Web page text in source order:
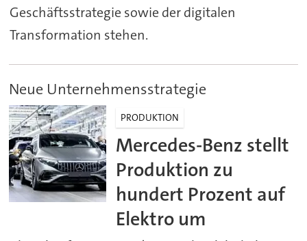
Geschäftsstrategie sowie der digitalen
Transformation stehen.
Neue Unternehmensstrategie
PRODUKTION
Mercedes-Benz stellt
Produktion zu
hundert Prozent auf
Elektro um